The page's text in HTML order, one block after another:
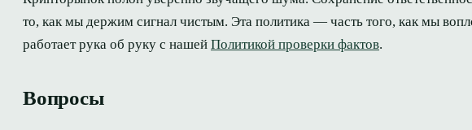
то, как мы держим сигнал чистым. Эта политика — часть того, как мы
работает рука об руку с нашей Политикой проверки фактов.
Вопросы